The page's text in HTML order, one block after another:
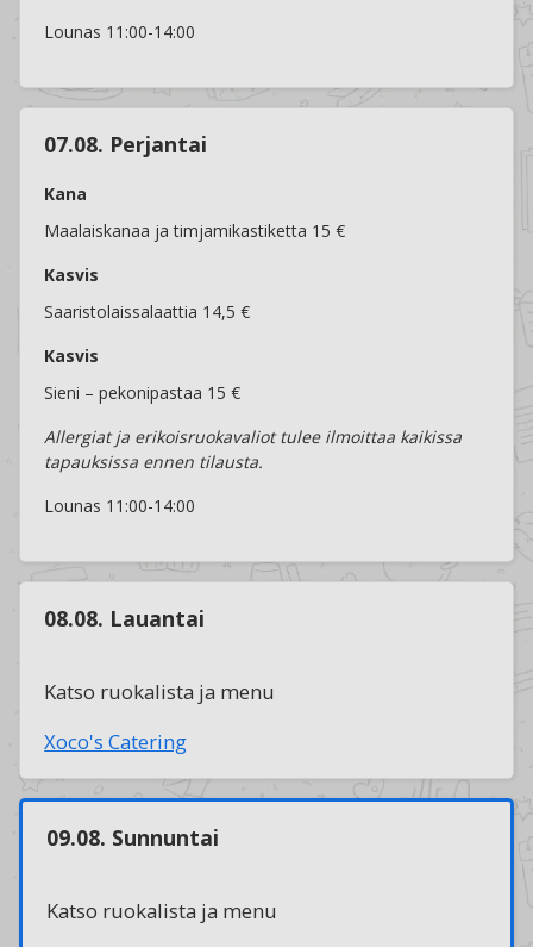
Lounas 11:00-14:00
07.08. Perjantai
Kana
Maalaiskanaa ja timjamikastiketta 15 €
Kasvis
Saaristolaissalaattia 14,5 €
Kasvis
Sieni – pekonipastaa 15 €
Allergiat ja erikoisruokavaliot tulee ilmoittaa kaikissa
tapauksissa ennen tilausta.
Lounas 11:00-14:00
08.08. Lauantai
Katso ruokalista ja menu
Xoco's Catering
09.08. Sunnuntai
Katso ruokalista ja menu